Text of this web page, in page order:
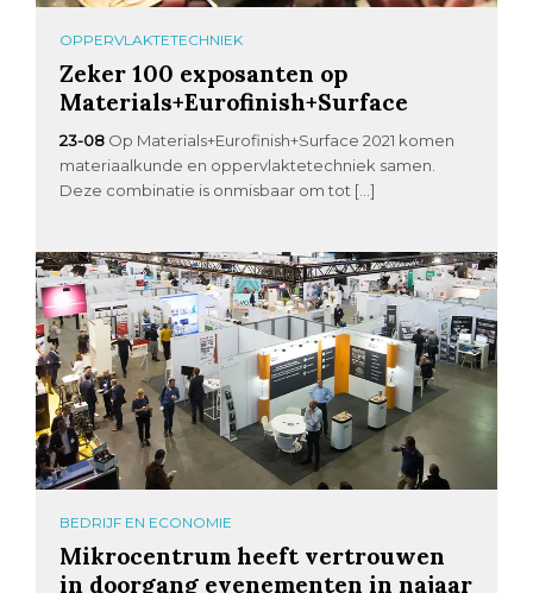
OPPERVLAKTETECHNIEK
Zeker 100 exposanten op
Materials+Eurofinish+Surface
23-08 Op Materials+Eurofinish+Surface 2021 komen
materiaalkunde en oppervlaktetechniek samen.
Deze combinatie is onmisbaar om tot […]
BEDRIJF EN ECONOMIE
Mikrocentrum heeft vertrouwen
in doorgang evenementen in najaar